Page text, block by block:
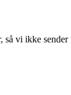
vi ikke